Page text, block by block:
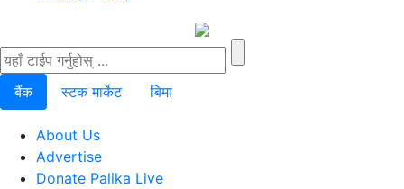
बैंक स्टक मार्केट बिमा
About Us
Advertise
Donate Palika Live